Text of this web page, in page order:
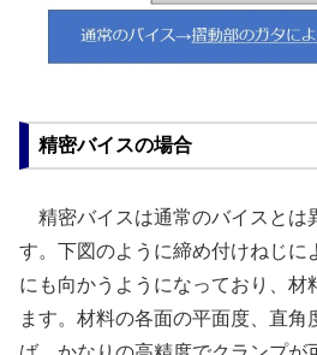
精密バイスの場合
精密バイスは通常のバイスとは
す。下図のように締め付けねじに
にも向かうようになっており、材
ます。材料の各面の平面度、直角